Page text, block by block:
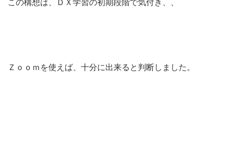
Ｚｏｏｍを使えば、十分に出来ると判断しました。